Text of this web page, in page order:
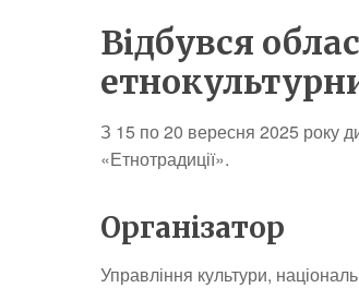
Відбувся
З 15 по 20 вересня 2025 року
«Етнотрадиції».
Організатор
Управління культури,